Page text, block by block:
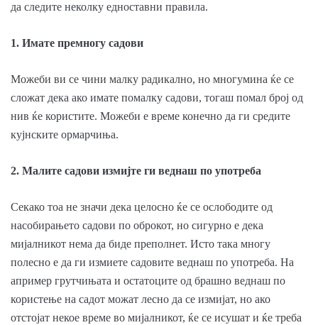
да следите неколку едноставни правила.
1. Имате премногу садови
Можеби ви се чини малку радикално, но многумина ќе се
сложат дека ако имате помалку садови, тогаш помал број од
нив ќе користите. Можеби е време конечно да ги средите
кујнските ормарчиња.
2. Малите садови измијте ги веднаш по употреба
Секако тоа не значи дека целосно ќе се ослободите од
насобирањето садови по оброкот, но сигурно е дека
мијалникот нема да биде преполнет. Исто така многу
полесно е да ги измиете садовите веднаш по употреба. На
апример грутчињата и остатоците од брашно веднаш по
користење на садот можат лесно да се измијат, но ако
отстојат некое време во мијалникот, ќе се исушат и ќе треба